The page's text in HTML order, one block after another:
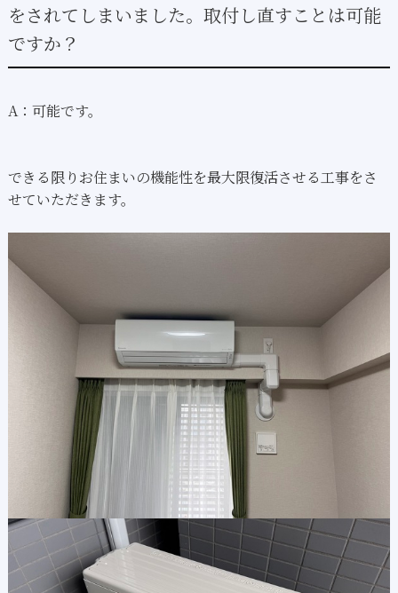
をされてしまいました。取付し直すことは可能
ですか？
A：可能です。
できる限りお住まいの機能性を最大限復活させる工事をさ
せていただきます。